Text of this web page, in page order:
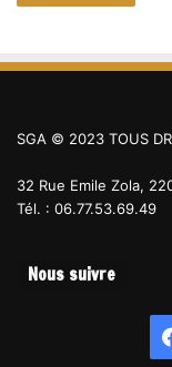
SGA © 2023 TOUS
32 Rue Emile Zola,
Tél. : 06.77.53.69.49
Nous suivre